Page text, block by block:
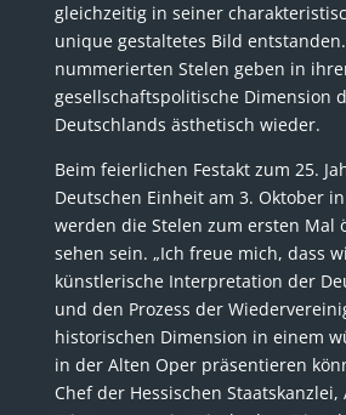
gleichzeitig in seiner
unique gestaltetes Bild
nummerierten Stelen geben in
gesellschaftspolitische Dimension
Deutschlands ästhetisch wieder.
Beim feierlichen Festakt zum 25.
Deutschen Einheit am 3. Oktober
werden die Stelen zum ersten Mal
sehen sein. „Ich freue mich, dass
künstlerische Interpretation der
und den Prozess der
historischen Dimension in einem
in der Alten Oper präsentieren
Chef der Hessischen Staatskanzlei,